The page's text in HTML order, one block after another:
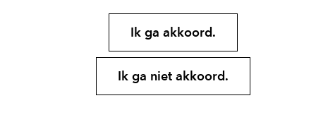
1 luxe extra comfort boxspring
Ruime zithoek
Flatscreen televisie
Ik ga akkoord.
Ik ga niet akkoord.